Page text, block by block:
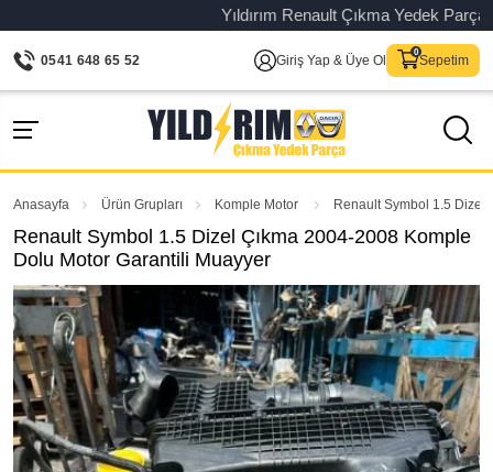
Yıldırım Renault Çıkma Yedek Parça
0541 648 65 52 Giriş Yap & Üye Ol Sepetim
Anasayfa Ürün Grupları Komple Motor Renault Symbol 1.5 Dizel
Renault Symbol 1.5 Dizel Çıkma 2004-2008 Komple
Dolu Motor Garantili Muayyer